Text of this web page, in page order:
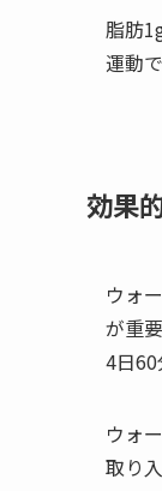
脂肪
運動
効果
ウォ
が重
4日
ウォ
取り